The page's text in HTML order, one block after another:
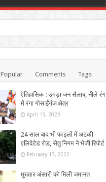
Popular Comments Tags
ऐतिहासिक : उमड़ा जन सैलाब, नीले रंग
में रंगा गोसाईंगंज क्षेत्र
April 15, 2023
24 साल बाद भी फाइलों में अटकी
एलिवेटेड रोड, सेतु निगम ने भेजी रिपोर्ट
February 17, 2022
मुख्तार अंसारी को मिली जमानत